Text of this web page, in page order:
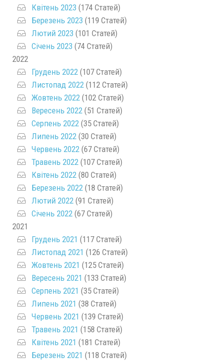
Квітень 2023 (174 Статей)
Березень 2023 (119 Статей)
Лютий 2023 (101 Статей)
Січень 2023 (74 Статей)
2022
Грудень 2022 (107 Статей)
Листопад 2022 (112 Статей)
Жовтень 2022 (102 Статей)
Вересень 2022 (51 Статей)
Серпень 2022 (35 Статей)
Липень 2022 (30 Статей)
Червень 2022 (67 Статей)
Травень 2022 (107 Статей)
Квітень 2022 (80 Статей)
Березень 2022 (18 Статей)
Лютий 2022 (91 Статей)
Січень 2022 (67 Статей)
2021
Грудень 2021 (117 Статей)
Листопад 2021 (126 Статей)
Жовтень 2021 (125 Статей)
Вересень 2021 (133 Статей)
Серпень 2021 (35 Статей)
Липень 2021 (38 Статей)
Червень 2021 (139 Статей)
Травень 2021 (158 Статей)
Квітень 2021 (181 Статей)
Березень 2021 (118 Статей)